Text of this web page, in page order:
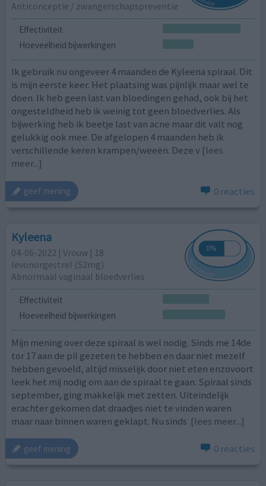
Anticonceptie / zwangerschapspreventie
Effectiviteit
Hoeveelheid bijwerkingen
Ik gebruik nu ongeveer 4 maanden de Kyleena spiraal. Dit
is mijn eerste keer. Het plaatsing was pijnlijk maar wel te
doen. Ik heb geen last van bloedingen gehad, ook bij het
ongesteldheid heb ik weinig tot geen bloedverlies. Als
bijwerking heb ik beetje last van acne maar dit valt nog
gelukkig ook mee. De afgelopen 4 maanden heb ik
verschillende keren krampen/weeën. Deze v [lees
meer...]
geef mening 0 reacties
Kyleena
04-06-2022 | Vrouw | 18
levonorgestrel (52mg)
Abnormaal vaginaal bloedverlies
Effectiviteit
Hoeveelheid bijwerkingen
Mijn mening over deze spiraal is wel nodig. Sinds me 14de
tor 17 aan de pil gezeten te hebben en daar niet mezelf
hebben gevoeld, altijd misselijk door niet eten enzovoort
leek het mij nodig om aan de spiraal te gaan. Spiraal sinds
september, ging makkelijk met zetten. Uiteindelijk
erachter gekomen dat draadjes niet te vinden waren
maar naar binnen waren geklapt. Nu sinds [lees meer...]
geef mening 0 reacties